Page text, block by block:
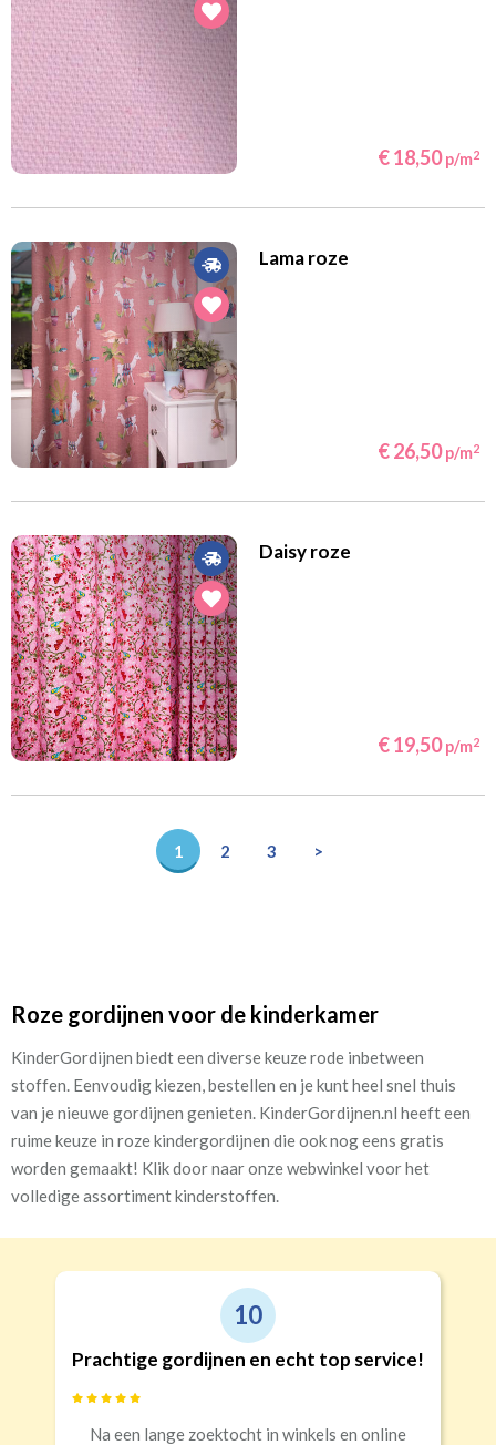
€ 18,50 p/m2
Lama roze
€ 26,50 p/m2
Daisy roze
€ 19,50 p/m2
1 2 3 >
Roze gordijnen voor de kinderkamer
KinderGordijnen biedt een diverse keuze rode inbetween
stoffen. Eenvoudig kiezen, bestellen en je kunt heel snel thuis
van je nieuwe gordijnen genieten. KinderGordijnen.nl heeft een
ruime keuze in roze kindergordijnen die ook nog eens gratis
worden gemaakt! Klik door naar onze webwinkel voor het
volledige assortiment kinderstoffen.
top service!
en online
Goede kwaliteit en
Snelle levering, alles netjes